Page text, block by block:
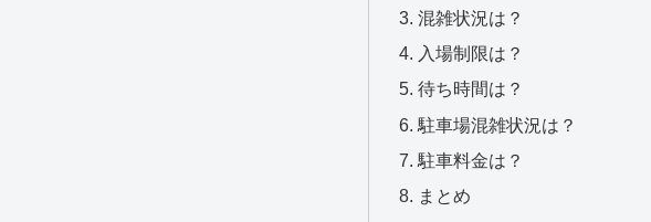
混雑状況は？
入場制限は？
待ち時間は？
駐車場混雑状況は？
駐車料金は？
まとめ